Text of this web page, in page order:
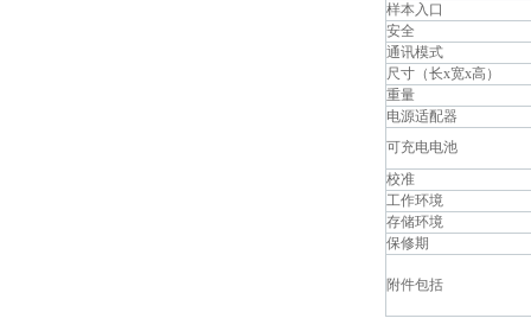
样本入口
安全
通讯模式
尺寸（长x宽x高）
重量
电源适配器
可充电电池
校准
工作环境
存储环境
保修期
附件包括